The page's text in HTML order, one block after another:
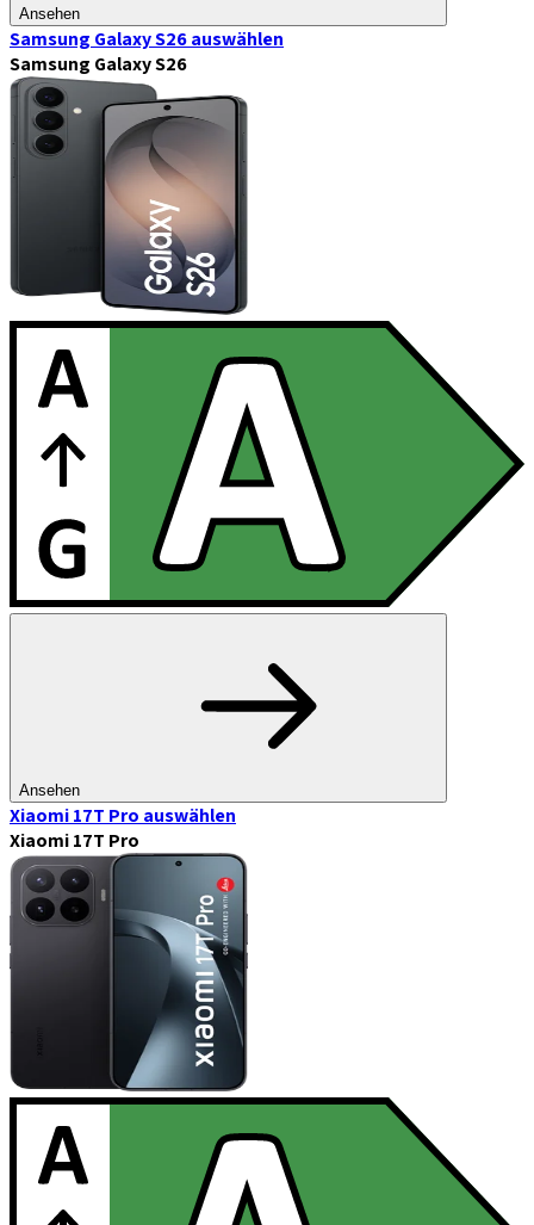
Ansehen
Samsung Galaxy S26auswählen
Samsung Galaxy S26
Ansehen
Xiaomi 17T Pro auswählen
Xiaomi 17T Pro